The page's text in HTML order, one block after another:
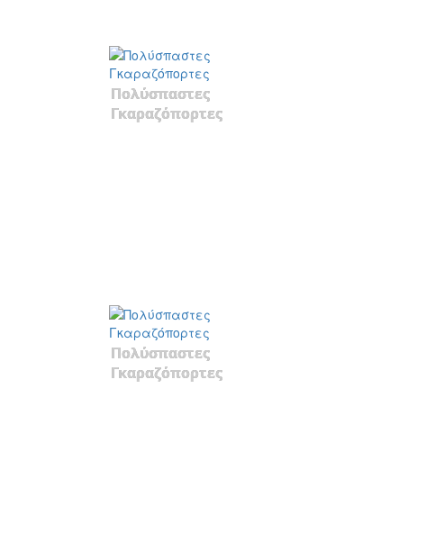
Πολύσπαστες
Γκαραζόπορτες
Πολύσπαστες
Γκαραζόπορτες